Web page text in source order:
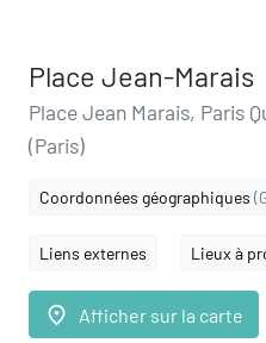
Place Jean-Marais
Place Jean Marais, Paris
(Paris)
Coordonnées géographiques
Liens externes Lieux à
place Afficher sur la carte